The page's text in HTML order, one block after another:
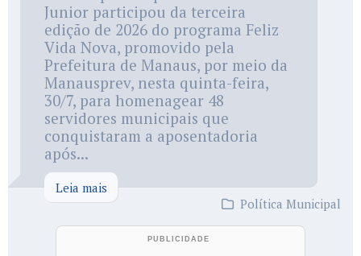
Junior participou da terceira
edição de 2026 do programa Feliz
Vida Nova, promovido pela
Prefeitura de Manaus, por meio da
Manausprev, nesta quinta-feira,
30/7, para homenagear 48
servidores municipais que
conquistaram a aposentadoria
após...
Leia mais
Política Municipal